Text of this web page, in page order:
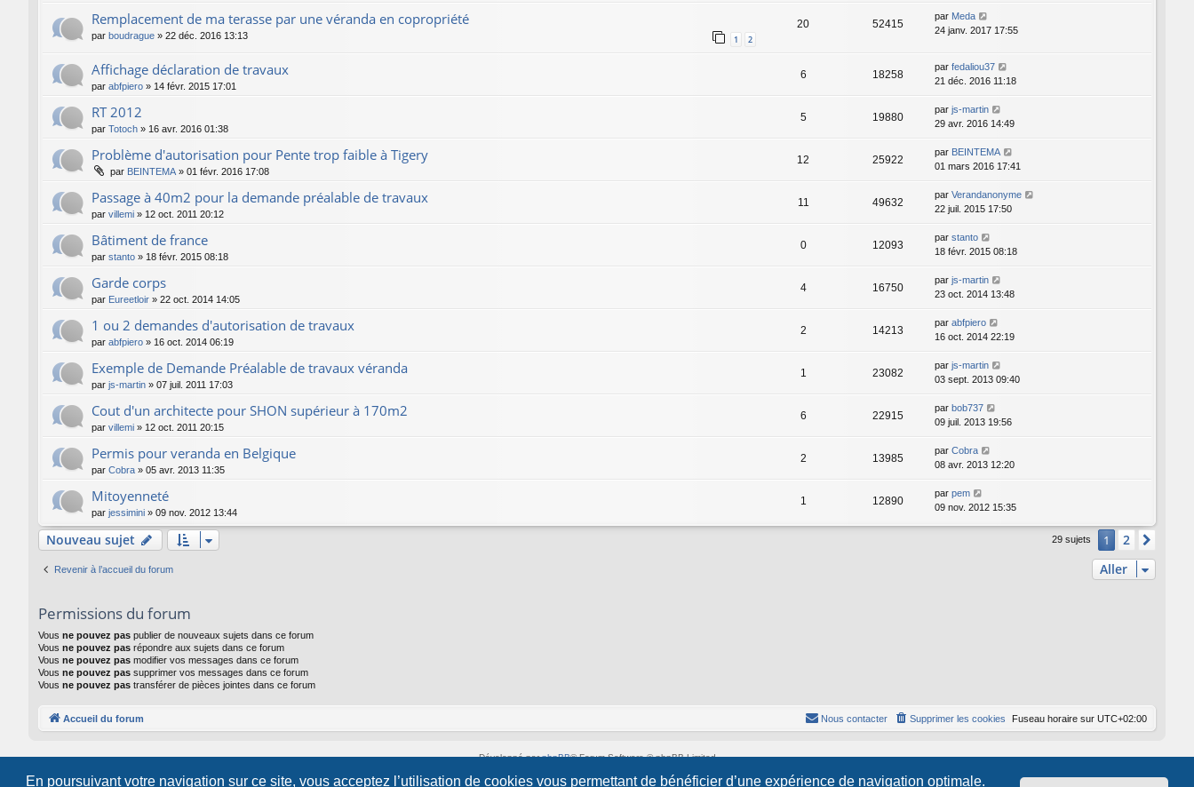
En poursuivant votre navigation sur ce site, vous acceptez l’utilisation de cookies vous permettant de bénéficier d’une expérience de navigation optimale.
Remplacement de ma terasse par une véranda en copropriété
par boudrague » 22 déc. 2016 13:13 1 2
20 52415
par Meda
24 janv. 2017 17:55
Affichage déclaration de travaux
par abfpiero » 14 févr. 2015 17:01
6 18258
par fedaliou37
21 déc. 2016 11:18
RT 2012
par Totoch » 16 avr. 2016 01:38
5 19880
par js-martin
29 avr. 2016 14:49
Problème d'autorisation pour Pente trop faible à Tigery
par BEINTEMA » 01 févr. 2016 17:08
12 25922
par BEINTEMA
01 mars 2016 17:41
Passage à 40m2 pour la demande préalable de travaux
par villemi » 12 oct. 2011 20:12
11 49632
par Verandanonyme
22 juil. 2015 17:50
Bâtiment de france
par stanto » 18 févr. 2015 08:18
0 12093
par stanto
18 févr. 2015 08:18
Garde corps
par Eureetloir » 22 oct. 2014 14:05
4 16750
par js-martin
23 oct. 2014 13:48
1 ou 2 demandes d'autorisation de travaux
par abfpiero » 16 oct. 2014 06:19
2 14213
par abfpiero
16 oct. 2014 22:19
Exemple de Demande Préalable de travaux véranda
par js-martin » 07 juil. 2011 17:03
1 23082
par js-martin
03 sept. 2013 09:40
Cout d'un architecte pour SHON supérieur à 170m2
par villemi » 12 oct. 2011 20:15
6 22915
par bob737
09 juil. 2013 19:56
Permis pour veranda en Belgique
par Cobra » 05 avr. 2013 11:35
2 13985
par Cobra
08 avr. 2013 12:20
Mitoyenneté
par jessimini » 09 nov. 2012 13:44
1 12890
par pem
09 nov. 2012 15:35
Nouveau sujet 29 sujets 1 2
Revenir à l’accueil du forum Aller
Permissions du forum
Vous ne pouvez pas publier de nouveaux sujets dans ce forum
Vous ne pouvez pas répondre aux sujets dans ce forum
Vous ne pouvez pas modifier vos messages dans ce forum
Vous ne pouvez pas supprimer vos messages dans ce forum
Vous ne pouvez pas transférer de pièces jointes dans ce forum
Accueil du forum Fuseau horaire sur UTC+02:00
Supprimer les cookies
Nous contacter
Développé parphpBB® Forum Software © phpBB Limited